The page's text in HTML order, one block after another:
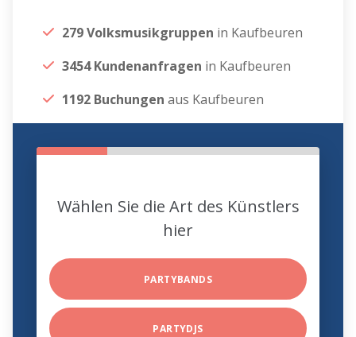
279 Volksmusikgruppen in Kaufbeuren
3454 Kundenanfragen in Kaufbeuren
1192 Buchungen aus Kaufbeuren
Wählen Sie die Art des Künstlers
hier
PARTYBANDS
PARTYDJS